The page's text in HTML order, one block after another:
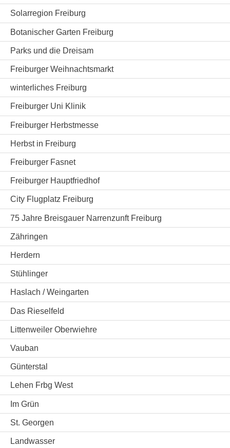
Solarregion Freiburg
Botanischer Garten Freiburg
Parks und die Dreisam
Freiburger Weihnachtsmarkt
winterliches Freiburg
Freiburger Uni Klinik
Freiburger Herbstmesse
Herbst in Freiburg
Freiburger Fasnet
Freiburger Hauptfriedhof
City Flugplatz Freiburg
75 Jahre Breisgauer Narrenzunft Freiburg
Zähringen
Herdern
Stühlinger
Haslach / Weingarten
Das Rieselfeld
Littenweiler Oberwiehre
Vauban
Günterstal
Lehen Frbg West
Im Grün
St. Georgen
Landwasser